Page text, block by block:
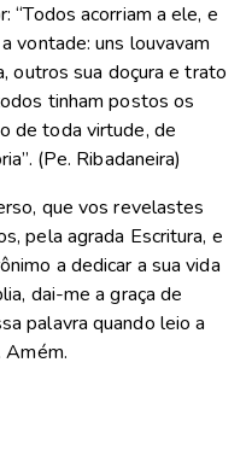
“Todos acorriam a ele, e
vontade: uns louvavam
outros sua doçura e trato
tinham postos os
de toda virtude, de
(Pe. Ribadaneira)
que vos revelastes
pela agrada Escritura, e
a dedicar a sua vida
dai-me a graça de
palavra quando leio a
Amém.